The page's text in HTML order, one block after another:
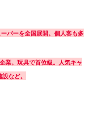
パーを全国展開。個人客も多
業。玩具で首位級。人気キャ
など。